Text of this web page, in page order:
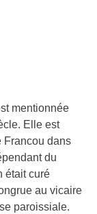
mentionnée
Elle est
Francou dans
du
était curé
au vicaire
paroissiale.